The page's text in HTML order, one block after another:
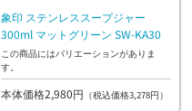
象印 ステンレススープジャー
300ml マットグリーン SW-KA30
この商品にはバリエーションがありま
す。
本体価格2,980円 （税込価格3,278円）